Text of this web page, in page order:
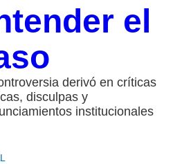
el
derivó en críticas
disculpas y
institucionales